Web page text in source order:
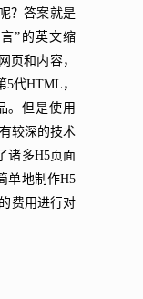
？答案就是
”的英文缩
页和内容，
代HTML，
。但是使用
较深的技术
诸多H5页面
单地制作H5
费用进行对